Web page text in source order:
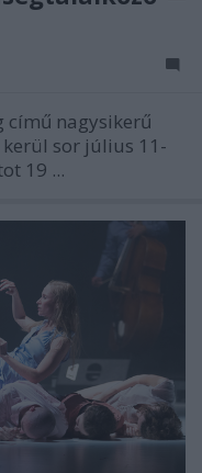
című nagysikerű
sor július 11-
19 ...